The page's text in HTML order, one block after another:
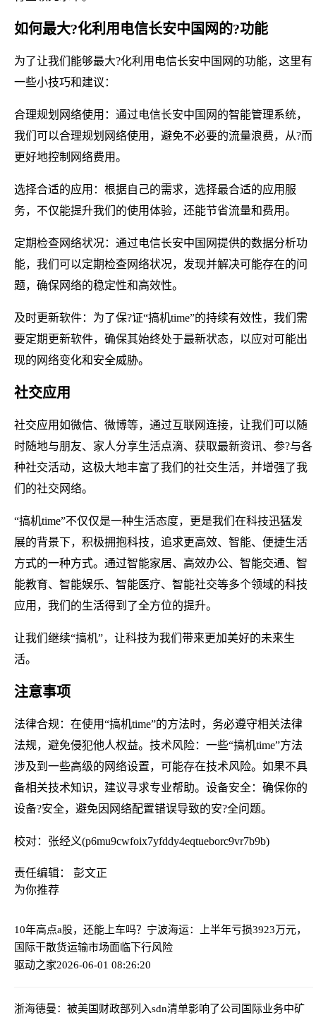
如何最大?化利用电信长安中国网的?功能
为了让我们能够最大?化利用电信长安中国网的功能，这里有
一些小技巧和建议：
合理规划网络使用：通过电信长安中国网的智能管理系统，
我们可以合理规划网络使用，避免不必要的流量浪费，从?而
更好地控制网络费用。
选择合适的应用：根据自己的需求，选择最合适的应用服
务，不仅能提升我们的使用体验，还能节省流量和费用。
定期检查网络状况：通过电信长安中国网提供的数据分析功
能，我们可以定期检查网络状况，发现并解决可能存在的问
题，确保网络的稳定性和高效性。
及时更新软件：为了保?证“搞机time”的持续有效性，我们需
要定期更新软件，确保其始终处于最新状态，以应对可能出
现的网络变化和安全威胁。
社交应用
社交应用如微信、微博等，通过互联网连接，让我们可以随
时随地与朋友、家人分享生活点滴、获取最新资讯、参?与各
种社交活动，这极大地丰富了我们的社交生活，并增强了我
们的社交网络。
“搞机time”不仅仅是一种生活态度，更是我们在科技迅猛发
展的背景下，积极拥抱科技，追求更高效、智能、便捷生活
方式的一种方式。通过智能家居、高效办公、智能交通、智
能教育、智能娱乐、智能医疗、智能社交等多个领域的科技
应用，我们的生活得到了全方位的提升。
让我们继续“搞机”，让科技为我们带来更加美好的未来生
活。
注意事项
法律合规：在使用“搞机time”的方法时，务必遵守相关法律
法规，避免侵犯他人权益。技术风险：一些“搞机time”方法
涉及到一些高级的网络设置，可能存在技术风险。如果不具
备相关技术知识，建议寻求专业帮助。设备安全：确保你的
设备?安全，避免因网络配置错误导致的安?全问题。
校对：张经义(p6mu9cwfoix7yfddy4eqtueborc9vr7b9b)
责任编辑： 彭文正
为你推荐
10年高点a股，还能上车吗？ 宁波海运：上半年亏损3923万元，
国际干散货运输市场面临下行风险
驱动之家2026-06-01 08:26:20
浙海德曼：被美国财政部列入sdn清单影响了公司国际业务中矿